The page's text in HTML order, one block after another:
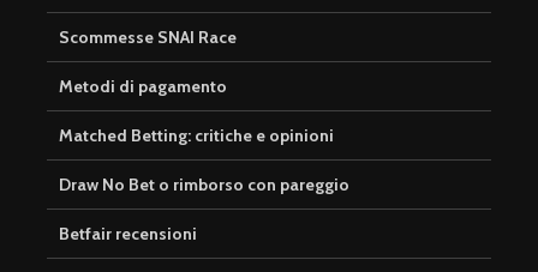
Scommesse SNAI Race
Metodi di pagamento
Matched Betting: critiche e opinioni
Draw No Bet o rimborso con pareggio
Betfair recensioni